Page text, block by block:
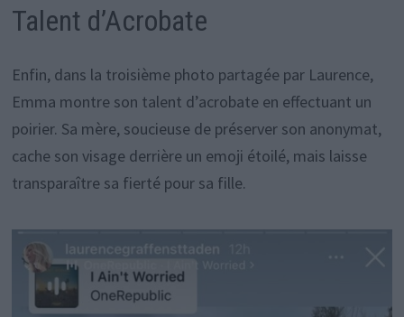
Talent d’Acrobate
Enfin, dans la troisième photo partagée par Laurence,
Emma montre son talent d’acrobate en effectuant un
poirier. Sa mère, soucieuse de préserver son anonymat,
cache son visage derrière un emoji étoilé, mais laisse
transparaître sa fierté pour sa fille.